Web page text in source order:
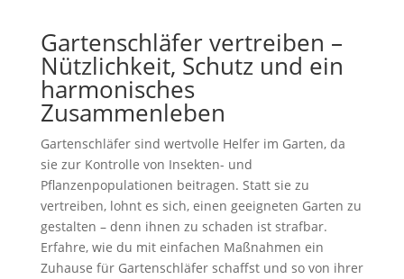
Gartenschläfer vertreiben –
Nützlichkeit, Schutz und ein
harmonisches
Zusammenleben
Gartenschläfer sind wertvolle Helfer im Garten, da
sie zur Kontrolle von Insekten- und
Pflanzenpopulationen beitragen. Statt sie zu
vertreiben, lohnt es sich, einen geeigneten Garten zu
gestalten – denn ihnen zu schaden ist strafbar.
Erfahre, wie du mit einfachen Maßnahmen ein
Zuhause für Gartenschläfer schaffst und so von ihrer